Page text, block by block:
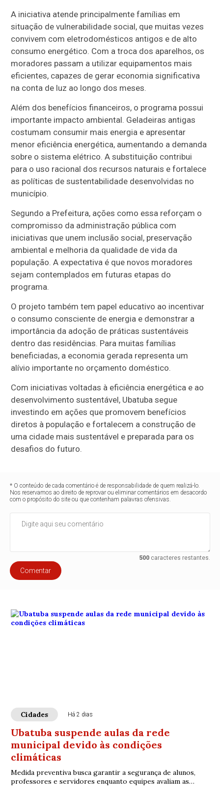
A iniciativa atende principalmente famílias em
situação de vulnerabilidade social, que muitas vezes
convivem com eletrodomésticos antigos e de alto
consumo energético. Com a troca dos aparelhos, os
moradores passam a utilizar equipamentos mais
eficientes, capazes de gerar economia significativa
na conta de luz ao longo dos meses.
Além dos benefícios financeiros, o programa possui
importante impacto ambiental. Geladeiras antigas
costumam consumir mais energia e apresentar
menor eficiência energética, aumentando a demanda
sobre o sistema elétrico. A substituição contribui
para o uso racional dos recursos naturais e fortalece
as políticas de sustentabilidade desenvolvidas no
município.
Segundo a Prefeitura, ações como essa reforçam o
compromisso da administração pública com
iniciativas que unem inclusão social, preservação
ambiental e melhoria da qualidade de vida da
população. A expectativa é que novos moradores
sejam contemplados em futuras etapas do
programa.
O projeto também tem papel educativo ao incentivar
o consumo consciente de energia e demonstrar a
importância da adoção de práticas sustentáveis
dentro das residências. Para muitas famílias
beneficiadas, a economia gerada representa um
alívio importante no orçamento doméstico.
Com iniciativas voltadas à eficiência energética e ao
desenvolvimento sustentável, Ubatuba segue
investindo em ações que promovem benefícios
diretos à população e fortalecem a construção de
uma cidade mais sustentável e preparada para os
desafios do futuro.
* O conteúdo de cada comentário é de responsabilidade de quem realizá-lo.
Nos reservamos ao direito de reprovar ou eliminar comentários em desacordo
com o propósito do site ou que contenham palavras ofensivas.
500caracteres restantes.
Comentar
Cidades Há 2 dias
Ubatuba suspende aulas da rede
municipal devido às condições
climáticas
Medida preventiva busca garantir a segurança de alunos,
professores e servidores enquanto equipes avaliam as